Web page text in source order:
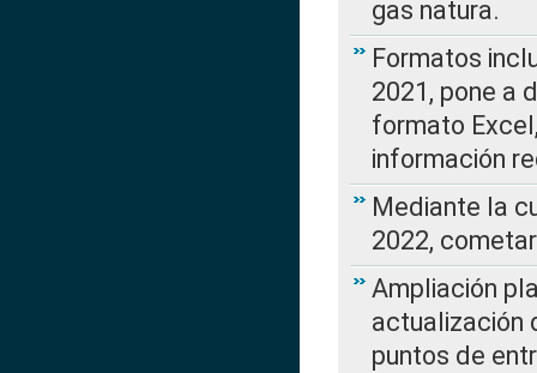
gas natura.
Formatos
2021, pone a
formato
información
Mediante la
2022,
Ampliación
actualización
puntos de